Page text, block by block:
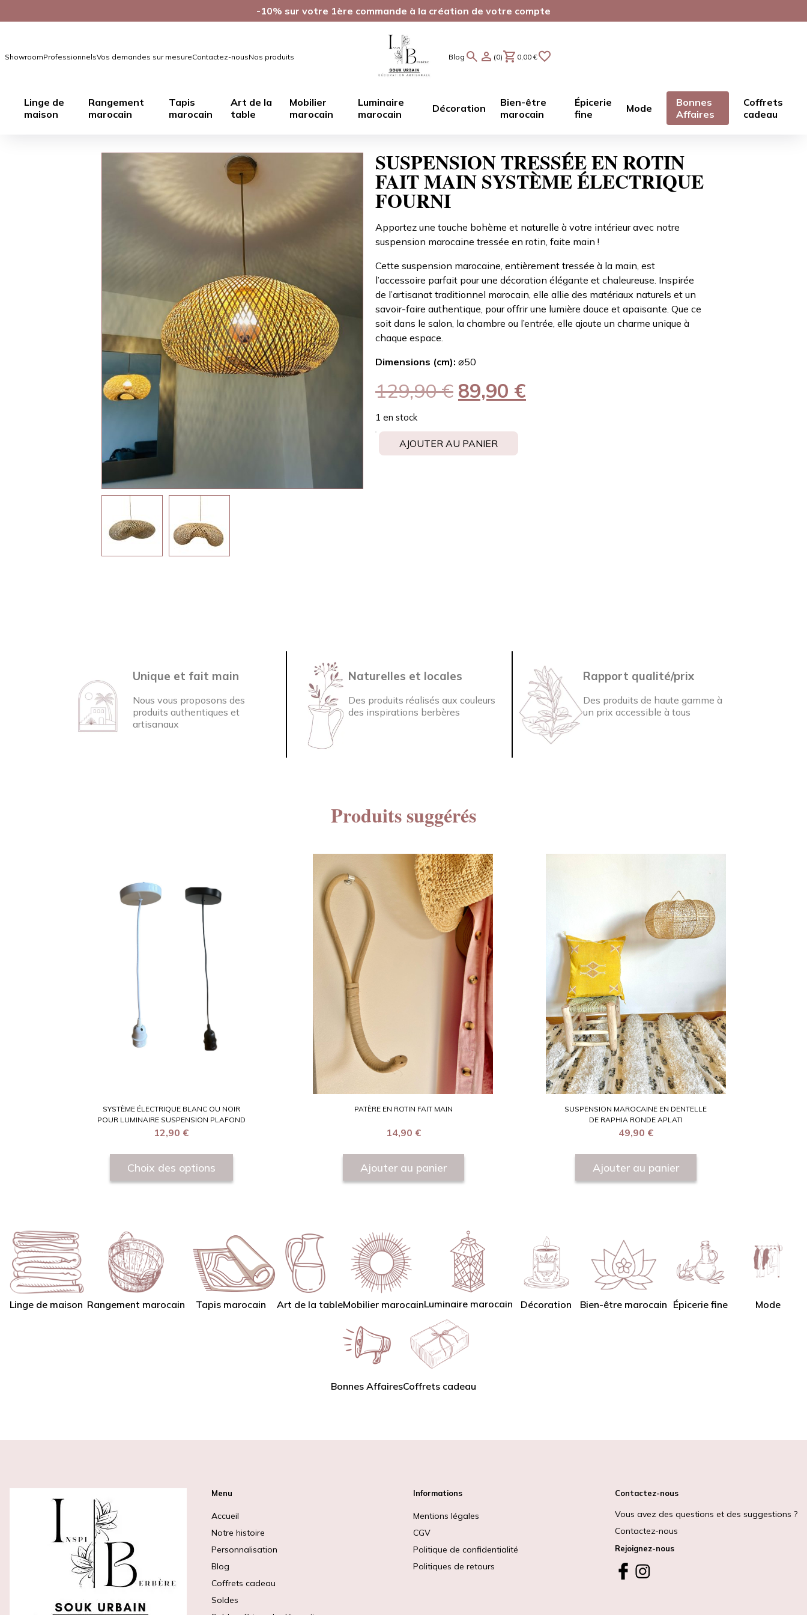
-10% sur votre 1ère commande à la création de votre compte
ShowroomProfessionnelsVos demandes sur mesureContactez-nousNos produits Blog (0) 0,00€
Linge de
maison
Rangement
marocain
Tapis
marocain
Art de la
table
Mobilier
marocain
Luminaire
marocain
Décoration
Bien-être
marocain
Épicerie
fine
Mode
Bonnes
Affaires
Coffrets
cadeau
SUSPENSION TRESSÉE EN ROTIN
FAIT MAIN SYSTÈME ÉLECTRIQUE
FOURNI
Apportez une touche bohème et naturelle à votre intérieur avec notre
suspension marocaine tressée en rotin, faite main !
Cette suspension marocaine, entièrement tressée à la main, est
l’accessoire parfait pour une décoration élégante et chaleureuse. Inspirée
de l’artisanat traditionnel marocain, elle allie des matériaux naturels et un
savoir-faire authentique, pour offrir une lumière douce et apaisante. Que ce
soit dans le salon, la chambre ou l’entrée, elle ajoute un charme unique à
chaque espace.
Dimensions (cm): ⌀50
129,90€ 89,90 €
1 en stock
AJOUTER AU PANIER
Unique et fait main
Nous vous proposons des
produits authentiques et
artisanaux
Naturelles et locales
Des produits réalisés aux couleurs
des inspirations berbères
Rapport qualité/prix
Des produits de haute gamme à
un prix accessible à tous
Produits suggérés
SYSTÈME ÉLECTRIQUE BLANC OU NOIR
POUR LUMINAIRE SUSPENSION PLAFOND
12,90 €
Choix des options
PATÈRE EN ROTIN FAIT MAIN
14,90 €
Ajouter au panier
SUSPENSION MAROCAINE EN DENTELLE
DE RAPHIA RONDE APLATI
49,90 €
Ajouter au panier
Linge de maison Rangement marocain Tapis marocain Art de la tableMobilier marocainLuminaire marocain Décoration Bien-être marocain Épicerie fine Mode
Bonnes AffairesCoffrets cadeau
Menu
Accueil
Notre histoire
Personnalisation
Blog
Coffrets cadeau
Soldes
Informations
Mentions légales
CGV
Politique de confidentialité
Politiques de retours
Contactez-nous
Vous avez des questions et des suggestions ?
Contactez-nous
Rejoignez-nous